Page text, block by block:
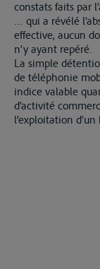
constats faits par
… qui a révélé
effective, aucun
n’y ayant repéré.
La simple
de téléphonie
indice valable
d’activité
l’exploitation d’un